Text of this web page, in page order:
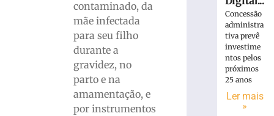
contaminado, da
mãe infectada
para seu filho
durante a
gravidez, no
parto e na
amamentação, e
por instrumentos
Concessão
administra
tiva prevê
investime
ntos pelos
próximos
25 anos
Ler mais
»